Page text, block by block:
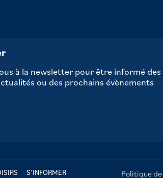
à la newsletter pour être informé des
ou des prochains évènements
S’INFORMER Politique